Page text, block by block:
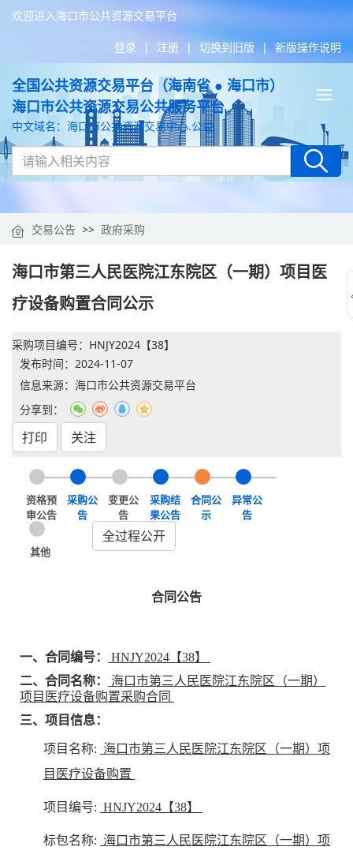
欢迎进入海口市公共资源交易平台
登录 | 注册 | 切换到旧版 | 新版操作说明
全国公共资源交易平台（海南省 ● 海口市）
海口市公共资源交易公共服务平台
中文域名：海口市公共资源交易中心.公益
交易公告 >> 政府采购
海口市第三人民医院江东院区（一期）项目医
疗设备购置合同公示
采购项目编号：HNJY2024【38】
发布时间： 2024-11-07
信息来源：海口市公共资源交易平台
分享到：
打印 关注
资格预
审公告
采购公
告
变更公
告
采购结
果公告
合同公
示
异常公
告
其他
全过程公开
合同公告
一、合同编号：
HNJY2024【38】
二、合同名称：
海口市第三人民医院江东院区（一期）
项目医疗设备购置采购合同
三、项目信息：
项目名称: 海口市第三人民医院江东院区（一期）项
目医疗设备购置
项目编号: HNJY2024【38】
标包名称: 海口市第三人民医院江东院区（一期）项